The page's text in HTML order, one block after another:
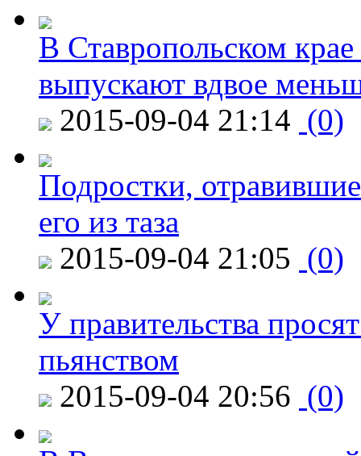
В Ставропольском
выпускают вдвое
2015-09-04 21:14 (0)
Подростки,
его из таза
2015-09-04 21:05 (0)
У правительства
пьянством
2015-09-04 20:56 (0)